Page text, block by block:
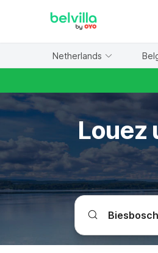
Netherlands
Louez